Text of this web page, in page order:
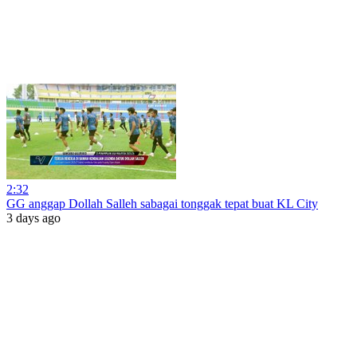
2:32
GG anggap Dollah Salleh sabagai tonggak tepat buat KL City
3 days ago